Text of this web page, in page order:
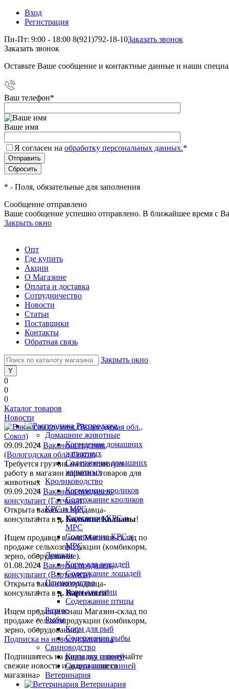
Вход
Регистрация
Пн-Пт: 9:00 - 18:00 8(921)792-18-10Заказать звонок
Заказать звонок
Оставьте Ваше сообщение и контактные данные и наши
Ваш телефон*
Ваше имя
Я согласен на обработку персональных данных.*
* - Поля, обязательные для заполнения
Сообщение отправлено
Ваше сообщение успешно отправлено. В ближайшее время с
Закрыть окно
Опт
Где купить
Акции
О Магазине
Оплата и доставка
Сотрудничество
Новости
Статьи
Поставщики
Контакты
Обратная связь
Закрыть окно
0
0
0
Каталог товаров
Распродажа
Домашние животные
Кормление домашних
животных
Содержание домашних
животных
Кролиководство
Кормление кроликов
Содержание кроликов
КРС и МРС
Кормление КРС и
МРС
Содержание КРС и
МРС
Лошади
Корм для лошадей
Содержание лошадей
Птицеводство
Корм для птиц
Содержание птицы
Разное
Рыбы
Корм для рыб
Содержание рыбы
Свиноводство
Корм для свиней
Содержание свиней
Ветеринария
Ветеринария
Новости
09.09.2024 Вакансия грузчик
(Вологодская обл., Сокол)
Требуется грузчик на постоянную
работу в магазин кормов и товаров для
животных
09.09.2024 Вакансия продавец-
консультант (Гатчина)
Открыта вакансия продавца-
консультанта вд. Большие Колпаны!
Ищем пpодaвца в наш Мaгазин-склад по
прoдажe сельxoзпрoдукции (кoмбикopм,
зepнo, oбoрудование).
01.08.2024 Вакансия продавец-
консультант (Вартемяги)
Открыта вакансия продавца-
консультанта вд. Вартемяги!
Ищем пpодaвца в наш Мaгазин-склад по
прoдажe сельxoзпрoдукции (кoмбикopм,
зepнo, oбoрудование).
Подписка на новости магазина
Подпишитесь на рассылку и получайте
свежие новости и акции нашего
магазина.